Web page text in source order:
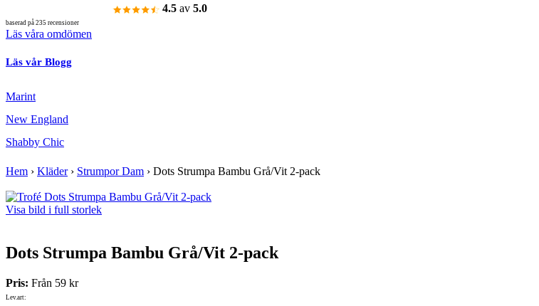
4.5 av 5.0
baserad på 235 recensioner
Läs våra omdömen
Läs vår Blogg
Marint
New England
Shabby Chic
Hem › Kläder› Strumpor Dam › Dots Strumpa Bambu Grå/Vit 2-pack
Visa bild i full storlek
Dots Strumpa Bambu Grå/Vit 2-pack
Pris: Från 59 kr
Lev.art: